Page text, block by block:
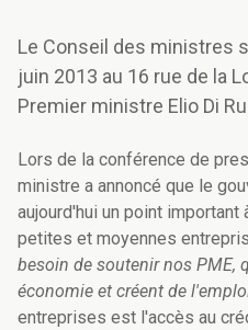
Le Conseil des ministres
juin 2013 au 16 rue de la
Premier ministre Elio Di
Lors de la conférence de
ministre a annoncé que le
aujourd'hui un point
petites et moyennes
besoin de soutenir nos PME,
économie et créent de
entreprises est l'accès au